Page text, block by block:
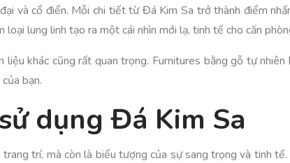
và cổ điển. Mỗi chi tiết từ Đá Kim Sa trở thành điểm
lung linh tạo ra một cái nhìn mới lạ, tinh tế cho căn
khác cũng rất quan trọng. Furnitures bằng gỗ tự
bạn.
dụng Đá Kim Sa
trí, mà còn là biểu tượng của sự sang trọng và tinh